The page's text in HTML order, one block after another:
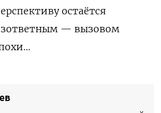
остаётся
— вызовом